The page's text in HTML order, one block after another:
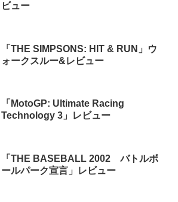
ビュー
「THE SIMPSONS: HIT & RUN」ウ
ォークスルー&レビュー
「MotoGP: Ultimate Racing
Technology 3」レビュー
「THE BASEBALL 2002 バトルボ
ールパーク宣言」レビュー